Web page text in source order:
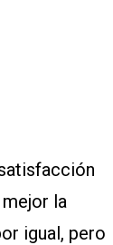
la
igual, pero